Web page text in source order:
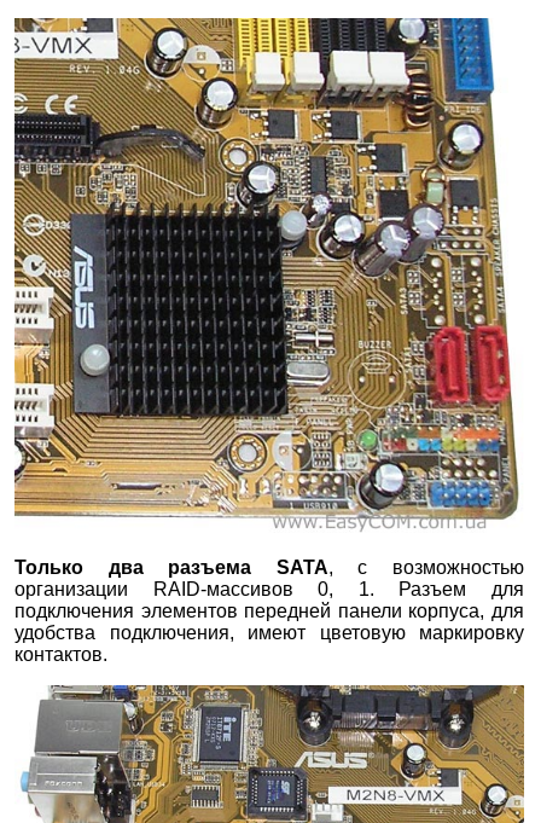
Только два разъема SATA, с возможностью
организации RAID-массивов 0, 1. Разъем для
подключения элементов передней панели корпуса, для
удобства подключения, имеют цветовую маркировку
контактов.